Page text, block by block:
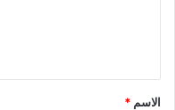
*
الاسم *